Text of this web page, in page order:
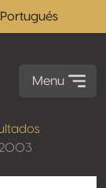
Portugués
Menu
2003